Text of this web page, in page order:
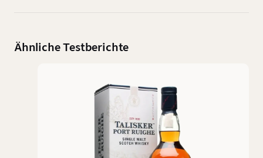
Ähnliche Testberichte